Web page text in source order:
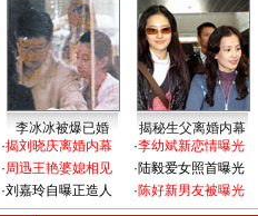
李冰冰被爆已婚
揭秘生父离婚内幕
·揭刘晓庆离婚内幕
·周迅王艳婆媳相见
·刘嘉玲自曝正造人
·李幼斌新恋情曝光
·陆毅爱女照首曝光
·陈好新男友被曝光